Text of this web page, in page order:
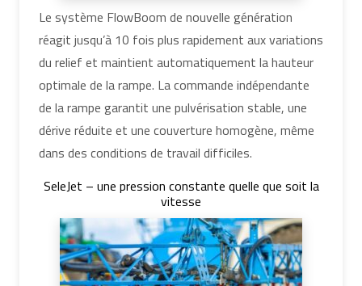
Le système FlowBoom de nouvelle génération
réagit jusqu’à 10 fois plus rapidement aux variations
du relief et maintient automatiquement la hauteur
optimale de la rampe. La commande indépendante
de la rampe garantit une pulvérisation stable, une
dérive réduite et une couverture homogène, même
dans des conditions de travail difficiles.
SeleJet – une pression constante quelle que soit la
vitesse